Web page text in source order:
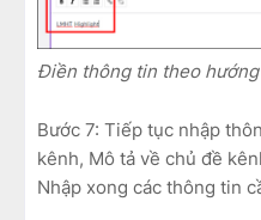
Điền thông tin theo hướng
Bước 7: Tiếp tục nhập
kênh, Mô tả về chủ đề
Nhập xong các thông tin